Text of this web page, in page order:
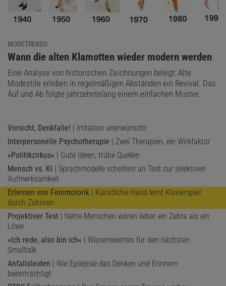
MODETRENDS
:
Wann die alten Klamotten wieder modern werden
Eine Analyse von historischen Zeichnungen belegt: Alte
Modestile erleben in regelmäßigen Abständen ein Revival. Das
Auf und Ab folgte jahrzehntelang einem einfachen Muster.
Vorsicht, Denkfalle! | Irritation unerwünscht
Interpersonelle Psychotherapie | Zwei Therapien, ein Wirkfaktor
»Politikzirkus« | Gute Ideen, trübe Quellen
Mensch vs. KI | Sprachmodelle scheitern an Test zur selektiven
Aufmerksamkeit
Erlernen von Feinmotorik | Künstliche Hand lernt Klavierspiel
durch Zuhören
Projektiver Test | Nette Menschen wären lieber ein Zebra als ein
Löwe
»Ich rede, also bin ich« | Wissenswertes für den nächsten
Smalltalk
Anfallsleiden | Wie Epilepsie das Denken und Erinnern
beeinträchtigt